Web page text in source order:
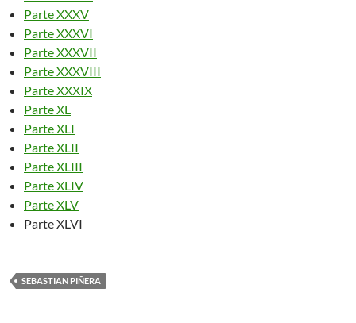
Parte XXXV
Parte XXXVI
Parte XXXVII
Parte XXXVIII
Parte XXXIX
Parte XL
Parte XLI
Parte XLII
Parte XLIII
Parte XLIV
Parte XLV
Parte XLVI
SEBASTIAN PIÑERA